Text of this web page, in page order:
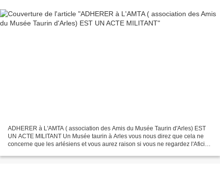
ADHERER à L'AMTA ( association des Amis du Musée Taurin d'Arles) EST
UN ACTE MILITANT Un Musée taurin à Arles vous nous direz que cela ne
concerne que les arlésiens et vous aurez raison si vous ne regardez l'Aficion